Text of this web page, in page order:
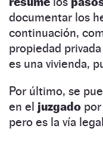
documentar los
continuación,
propiedad
es una vivienda,
Por último, se
en el juzgado
pero es la vía